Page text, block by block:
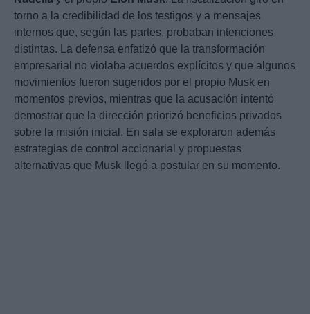
torno a la credibilidad de los testigos y a mensajes
internos que, según las partes, probaban intenciones
distintas. La defensa enfatizó que la transformación
empresarial no violaba acuerdos explícitos y que algunos
movimientos fueron sugeridos por el propio Musk en
momentos previos, mientras que la acusación intentó
demostrar que la dirección priorizó beneficios privados
sobre la misión inicial. En sala se exploraron además
estrategias de control accionarial y propuestas
alternativas que Musk llegó a postular en su momento.